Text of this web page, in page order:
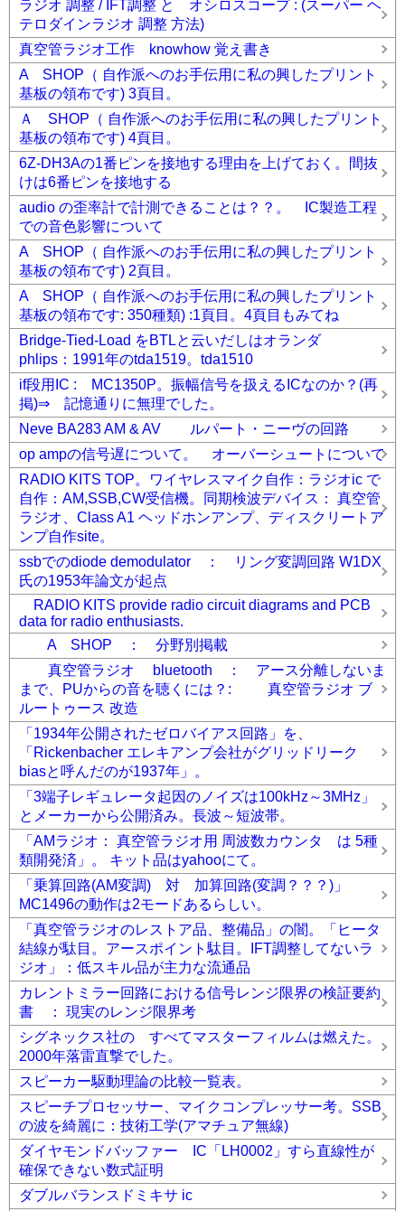
ラジオ 調整 / IFT調整 と オシロスコープ : (スーパー ヘ
テロダインラジオ 調整 方法)
真空管ラジオ工作 knowhow 覚え書き
A SHOP（ 自作派へのお手伝用に私の興したプリント
基板の領布です) 3頁目。
Ａ SHOP（ 自作派へのお手伝用に私の興したプリント
基板の領布です) 4頁目。
6Z-DH3Aの1番ピンを接地する理由を上げておく。間抜
けは6番ピンを接地する
audio の歪率計で計測できることは？？。 IC製造工程
での音色影響について
A SHOP（ 自作派へのお手伝用に私の興したプリント
基板の領布です) 2頁目。
A SHOP（ 自作派へのお手伝用に私の興したプリント
基板の領布です: 350種類) :1頁目。4頁目もみてね
Bridge-Tied-Load をBTLと云いだしはオランダ
phlips：1991年のtda1519。tda1510
if段用IC : MC1350P。振幅信号を扱えるICなのか？(再
掲)⇒ 記憶通りに無理でした。
Neve BA283 AM & AV ルパート・ニーヴの回路
op ampの信号遅について。 オーバーシュートについて
RADIO KITS TOP。ワイヤレスマイク自作：ラジオic で
自作：AM,SSB,CW受信機。同期検波デバイス： 真空管
ラジオ、Class A1 ヘッドホンアンプ、ディスクリートア
ンプ自作site。
ssbでのdiode demodulator ： リング変調回路 W1DX
氏の1953年論文が起点
RADIO KITS provide radio circuit diagrams and PCB
data for radio enthusiasts.
A SHOP ： 分野別掲載
真空管ラジオ bluetooth ： アース分離しないま
まで、PUからの音を聴くには？: 真空管ラジオ ブ
ルートゥース 改造
「1934年公開されたゼロバイアス回路」を、
「Rickenbacher エレキアンプ会社がグリッドリーク
biasと呼んだのが1937年」。
「3端子レギュレータ起因のノイズは100kHz～3MHz」
とメーカーから公開済み。長波～短波帯。
「AMラジオ： 真空管ラジオ用 周波数カウンタ は 5種
類開発済」。 キット品はyahooにて。
「乗算回路(AM変調) 対 加算回路(変調？？？)」
MC1496の動作は2モードあるらしい。
「真空管ラジオのレストア品、整備品」の闇。「ヒータ
結線が駄目。アースポイント駄目。IFT調整してないラ
ジオ」：低スキル品が主力な流通品
カレントミラー回路における信号レンジ限界の検証要約
書 ： 現実のレンジ限界考
シグネックス社の すべてマスターフィルムは燃えた。
2000年落雷直撃でした。
スピーカー駆動理論の比較一覧表。
スピーチプロセッサー、マイクコンプレッサー考。SSB
の波を綺麗に：技術工学(アマチュア無線)
ダイヤモンドバッファー IC「LH0002」すら直線性が
確保できない数式証明
ダブルバランスドミキサ ic